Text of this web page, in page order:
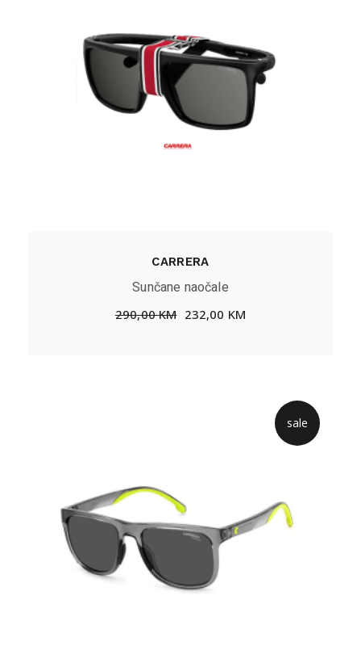
CARRERA
Sunčane naočale
290,00KM 232,00 KM
sale